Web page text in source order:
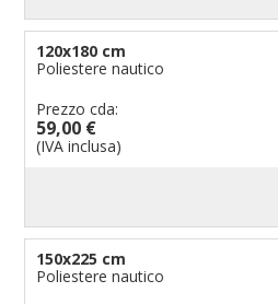
120x180 cm
Poliestere nautico
Prezzo cda:
59,00 €
(IVA inclusa)
150x225 cm
Poliestere nautico